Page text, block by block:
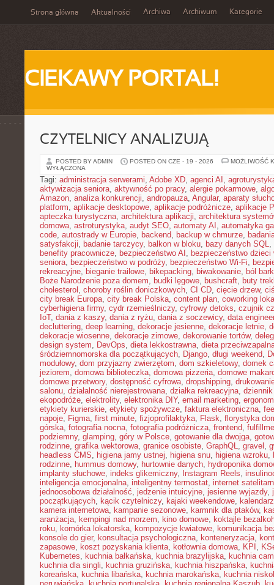
Strona główna Aktualności Archiwa Archiwum Kategorie
CIEKAWY PORTAL!
CZYTELNICY ANALIZUJĄ
POSTED BY ADMIN POSTED ON CZE - 19 - 2026
MOŻLIWOŚĆ
WYŁĄCZONA
Tagi: administracja serwerami, Adobe XD, agenci AI ,
aktywizacja seniora, aktywność po pracy, alergie pokarmowe,
Amazon, analiza konkurencji, andropauza, Angular, aparaty
platform, aplikacje desktopowe, aplikacje podróżnicze, aplikacje
apteczka turystyczna, architektura aplikacji, architektura
domowa, astroturystyka, audyt SEO, automaty AI , automatyka
code, autostrady w Europie, backend, backup w chmurze,
satysfakcji, badanie tarczycy, balkon w bloku, bazy danych SQL,
benefity pracownicze, bezpieczeństwo AI , bezpieczeństwo dzieci
seniora, bezpieczeństwo w podróży, bezpieczeństwo Wi-Fi,
rekreacyjne, bieganie trailowe, bikepacking, biwakowanie, ból
Boże Narodzenie poza domem, budki lęgowe, bushcraft, buty
cholesterol , choroby roślin doniczkowych, CI CD, cięcie drzew,
city break Europa, city break Polska, content plan, coworking
cyberhigiena firmy, cydr rzemieślniczy, cyfrowy detoks, czujnik
IoT, dania z kaszy, dania z ryżu, dania z soczewicy, data
decluttering, deep learning, dekoracje jesienne, dekoracje letnie,
dekoracje wiosenne, dekoracje zimowe, dekorowanie tortów,
design system, DevOps, dieta lekkostrawna, dieta
śródziemnomorska dla początkujących, Django, długi weekend,
modułowy, dom przyjazny zwierzętom, dom szkieletowy, domek
jeziorem, domowa biblioteczka, domowa pizzeria, domowe
domowe przetwory, dostępność cyfrowa, dropshipping,
salonu, działalność nierejestrowana, działka rekreacyjna,
ekopodróże, elektrolity, elektronika DIY, email marketing,
etykiety kurierskie, etykiety spożywcze, faktura elektroniczna,
napoje, Figma, first minute, fizjoprofilaktyka, Flask, florystyka
górska, fotografia nocna, fotografia podróżnicza, frontend,
podziemny, glamping, góry w Polsce, gotowanie dla dwojga,
rodzinne, grafika wektorowa, granice osobiste, GraphQL, gravel ,
headless CMS, higiena jamy ustnej, higiena snu, higiena wzroku,
rodzinne, hummus domowy, hurtownie danych, hydroponika
implanty słuchowe, indeks glikemiczny, Instagram Reels,
inteligencja emocjonalna, inteligentny termostat, internet
jednoosobowa działalność, jedzenie intuicyjne, jesienne wyjazdy,
początkujących, kącik czytelniczy, kajaki weekendowe,
kamera internetowa, kampanie sezonowe, karmnik dla ptaków,
aranżacja, kempingi nad morzem, kino domowe, koktajle
roku, komórka lokatorska, kompozycje kwiatowe, komunikacja
konsole do gier, konsultacja psychologiczna, konteneryzacja,
zapasowe, koszt pozyskania klienta, kotłownia domowa, KPI ,
Kubernetes, kuchnia bałkańska, kuchnia brazylijska, kuchnia
kuchnia dla singli, kuchnia gruzińska, kuchnia hiszpańska,
koreańska, kuchnia libańska, kuchnia marokańska, kuchnia